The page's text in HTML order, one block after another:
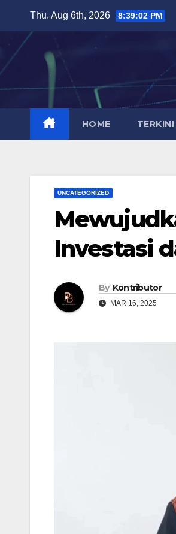
content
Thu. Aug 6th, 2026 8:39:03 PM
HOME TERKINI
UNCATEGORIZED
Investasi
By Kontributor
MAR 16, 2025